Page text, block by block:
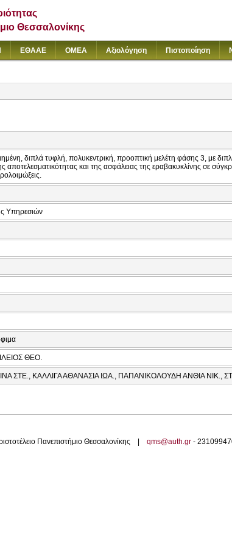
Θεσσαλονίκης
ΕΘΑΑΕ ΟΜΕΑ Αξιολόγηση Πιστοποίηση
διπλά τυφλή, πολυκεντρική, προοπτική μελέτη φάσης 3, με
αποτελεσματικότητας και της ασφάλειας της εραβακυκλίνης σε
Υπηρεσιών
ΘΕΟ.
ΣΤΕ., ΚΑΛΛΙΓΑ ΑΘΑΝΑΣΙΑ ΙΩΑ., ΠΑΠΑΝΙΚΟΛΟΥΔΗ ΑΝΘΙΑ ΝΙΚ.,
Πανεπιστήμιο Θεσσαλονίκης | qms@auth.gr -